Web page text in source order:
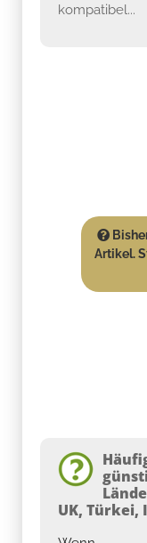
kompatibel...
Artikel.
UK, Türkei,